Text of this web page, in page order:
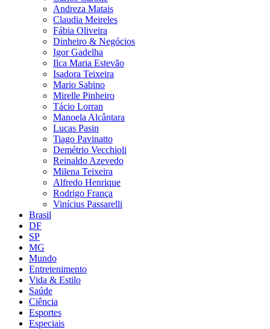
Andreza Matais
Claudia Meireles
Fábia Oliveira
Dinheiro & Negócios
Igor Gadelha
Ilca Maria Estevão
Isadora Teixeira
Mario Sabino
Mirelle Pinheiro
Tácio Lorran
Manoela Alcântara
Lucas Pasin
Tiago Pavinatto
Demétrio Vecchioli
Reinaldo Azevedo
Milena Teixeira
Alfredo Henrique
Rodrigo França
Vinícius Passarelli
Brasil
DF
SP
MG
Mundo
Entretenimento
Vida & Estilo
Saúde
Ciência
Esportes
Especiais